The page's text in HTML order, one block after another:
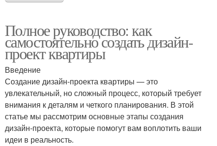
Полное руководство: как
самостоятельно создать дизайн-
проект квартиры
Введение
Создание дизайн-проекта квартиры — это
увлекательный, но сложный процесс, который требует
внимания к деталям и четкого планирования. В этой
статье мы рассмотрим основные этапы создания
дизайн-проекта, которые помогут вам воплотить ваши
идеи в реальность.